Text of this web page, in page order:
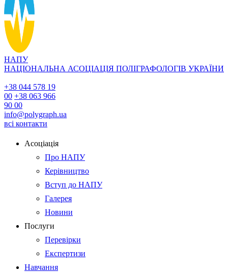
НАПУ
НАЦІОНАЛЬНА АСОЦІАЦІЯ ПОЛІГРАФОЛОГІВ УКРАЇНИ
+38 044 578 19
00 +38 063 966
90 00
info@polygraph.ua
всі контакти
Асоціація
Про НАПУ
Керівництво
Вступ до НАПУ
Галерея
Новини
Послуги
Перевірки
Експертизи
Навчання